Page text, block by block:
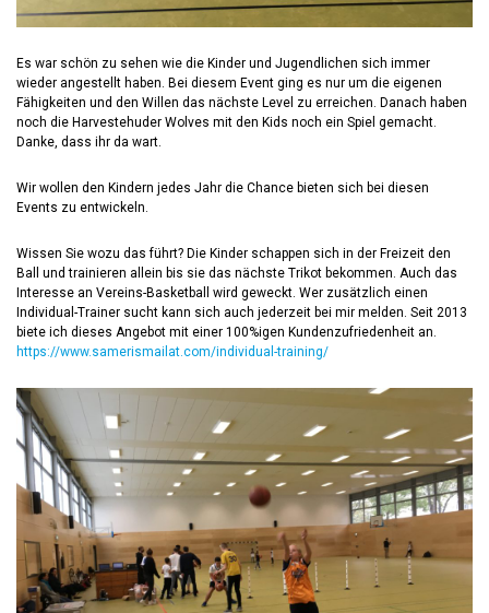
Es war schön zu sehen wie die Kinder und Jugendlichen sich immer
wieder angestellt haben. Bei diesem Event ging es nur um die eigenen
Fähigkeiten und den Willen das nächste Level zu erreichen. Danach haben
noch die Harvestehuder Wolves mit den Kids noch ein Spiel gemacht.
Danke, dass ihr da wart.
Wir wollen den Kindern jedes Jahr die Chance bieten sich bei diesen
Events zu entwickeln.
Wissen Sie wozu das führt? Die Kinder schappen sich in der Freizeit den
Ball und trainieren allein bis sie das nächste Trikot bekommen. Auch das
Interesse an Vereins-Basketball wird geweckt. Wer zusätzlich einen
Individual-Trainer sucht kann sich auch jederzeit bei mir melden. Seit 2013
biete ich dieses Angebot mit einer 100%igen Kundenzufriedenheit an.
https://www.samerismailat.com/individual-training/